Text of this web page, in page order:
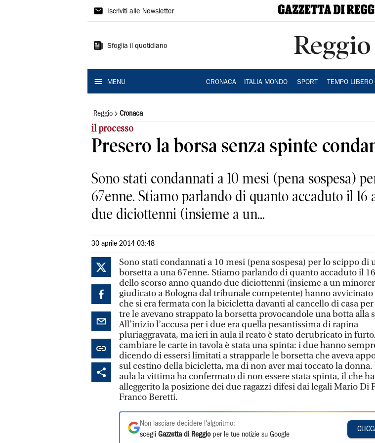
Gazzetta
Reggio
Iscriviti alle Newsletter
Sfoglia il quotidiano Reggio
MENU CRONACA ITALIA MONDO SPORT TEMPO LIBERO
Reggio Cronaca
il processo
Presero la borsa senza spinte
Sono stati condannati a 10 mesi (pena sospesa)
67enne. Stiamo parlando di quanto accaduto il
due diciottenni (insieme a un...
30 aprile 2014 03:48
Sono stati condannati a 10 mesi (pena sospesa) per lo scippo di
borsetta a una 67enne. Stiamo parlando di quanto accaduto il
dello scorso anno quando due diciottenni (insieme a un
giudicato a Bologna dal tribunale competente) hanno
che si era fermata con la bicicletta davanti al cancello di casa
tre le avevano strappato la borsetta provocandole una botta alla
All’inizio l’accusa per i due era quella pesantissima di rapina
pluriaggravata, ma ieri in aula il reato è stato derubricato in
cambiare le carte in tavola è stata una spinta: i due hanno
dicendo di essersi limitati a strapparle le borsetta che aveva
sul cestino della bicicletta, ma di non aver mai toccato la donna.
aula la vittima ha confermato di non essere stata spinta, il che ha
alleggerito la posizione dei due ragazzi difesi dai legali Mario Di
Franco Beretti.
Non lasciare decidere l'algoritmo:
scegli Gazzetta di Reggioper le tue notizie su Google